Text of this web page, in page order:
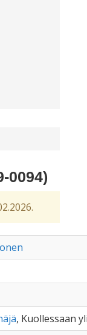
0094)
, Kuollessaan